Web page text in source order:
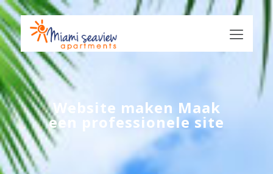
Website maken Maak
een professionele site